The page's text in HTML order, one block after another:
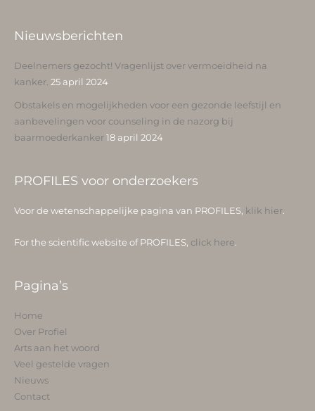
Nieuwsberichten
Deelnemers gezocht! Vragenlijst over vermoeidheid na
kanker. 25 april 2024
Obstakels en mogelijkheden voor een gezonde leefstijl en
aanbevelingen voor counseling in de nazorg bij
baarmoederkanker 18 april 2024
PROFILES voor onderzoekers
Voor de wetenschappelijke pagina van PROFILES, klik hier
For the scientific website of PROFILES, click here.
Pagina’s
Home
Over Profiel
Arts aan het woord
Veel gestelde vragen
Nieuws
Contact